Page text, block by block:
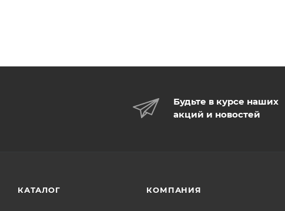
Будьте в курсе наших
акций и новостей
КАТАЛОГ КОМПАНИЯ